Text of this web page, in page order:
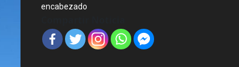
encabezado